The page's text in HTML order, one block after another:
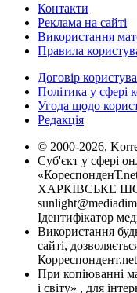
Контакти
Реклама на сайті
Використання
Правила
Договір
Політика у сфері
Угода щодо
Редакція
© 2000-2026,
Суб'єкт у сфері
ХАРКІВСЬКЕ
Ідентифікатор
Використання
сайті,
При копіюванні
і світу» , для